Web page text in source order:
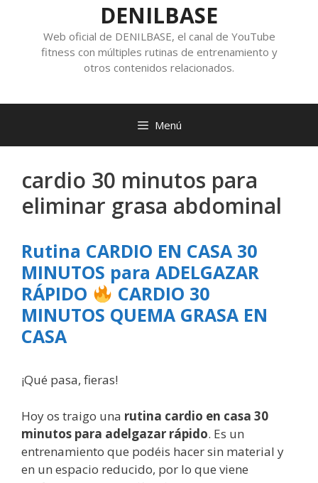
DENILBASE
Web oficial de DENILBASE, el canal de YouTube
fitness con múltiples rutinas de entrenamiento y
otros contenidos relacionados.
Menú
cardio 30 minutos para
eliminar grasa abdominal
Rutina CARDIO EN CASA 30
MINUTOS para ADELGAZAR
RÁPIDO
CARDIO 30
MINUTOS QUEMA GRASA EN
CASA
¡Qué pasa, fieras!
Hoy os traigo una rutina cardio en casa 30
minutos para adelgazar rápido. Es un
entrenamiento que podéis hacer sin material y
en un espacio reducido, por lo que viene